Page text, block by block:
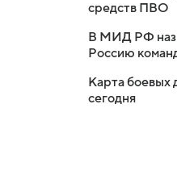
средств ПВО
В МИД РФ
Россию
Карта боевых
сегодня